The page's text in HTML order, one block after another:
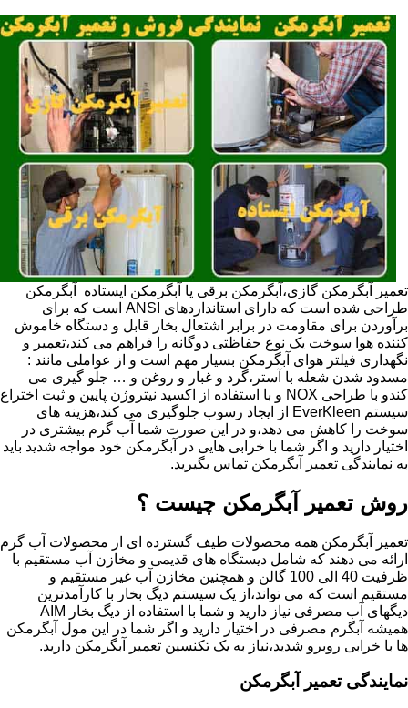
تعمیر آبگرمکن گازی،آبگرمکن برقی یا آبگرمکن ایستاده ​ آبگرمکن
طراحی شده است که دارای استانداردهای ANSI است که برای
برآوردن برای مقاومت در برابر اشتعال بخار قابل و دستگاه خاموش
کننده هوا سوخت یک نوع حفاظتی دوگانه را فراهم می کند،تعمیر و
نگهداری فیلتر هوای آبگرمکن بسیار مهم است و از عواملی مانند :
مسدود شدن شعله با آستر،گرد و غبار و روغن و … جلو گیری می
کندو با طراحی NOX و با استفاده از اکسید نیتروژن پایین و ثبت اختراع
سیستم EverKleen از ایجاد رسوب جلوگیری می کند،هزینه های
سوخت را کاهش می دهد،و در این صورت شما آب گرم بیشتری در
اختیار دارید و اگر شما با خرابی هایی در آبگرمکن خود مواجه شدید باید
به نمایندگی تعمیر آبگرمکن تماس بگیرید.
روش تعمیر آبگرمکن چیست ؟
تعمیر آبگرمکن همه محصولات طیف گسترده ای از محصولات آب گرم
ارائه می دهند که شامل دیستگاه های قدیمی و مخازن آب مستقیم با
ظرفیت 40 الی 100 گالن و همچنین مخازن آب غیر مستقیم و
مستقیم است که می تواند،از یک سیستم دیگ بخار با کارآمدترین
دیگهای آب مصرفی نیاز دارید و شما با استفاده از دیگ بخار AIM
همیشه آبگرم مصرفی در اختیار دارید و اگر شما در این مول آبگرمکن
ها با خرابی روبرو شدید،نیاز به یک تکنسین تعمیر آبگرمکن دارید.
نمایندگی تعمیر آبگرمکن